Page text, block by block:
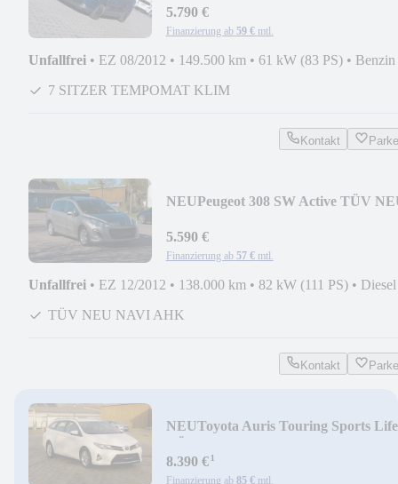
5.790 €
Finanzierung ab 59 € mtl.
Unfallfrei • EZ 08/2012 • 149.500 km • 61 kW (83 PS) • Benzin
7 SITZER TEMPOMAT KLIM
Kontakt
NEUPeugeot 308 SW Active TÜV
5.590 €
Finanzierung ab 57 € mtl.
Unfallfrei • EZ 12/2012 • 138.000 km • 82 kW (111 PS) • Diesel
TÜV NEU NAVI AHK
Kontakt
NEUToyota Auris Touring Sports
8.390 €¹
Finanzierung ab 85 € mtl.